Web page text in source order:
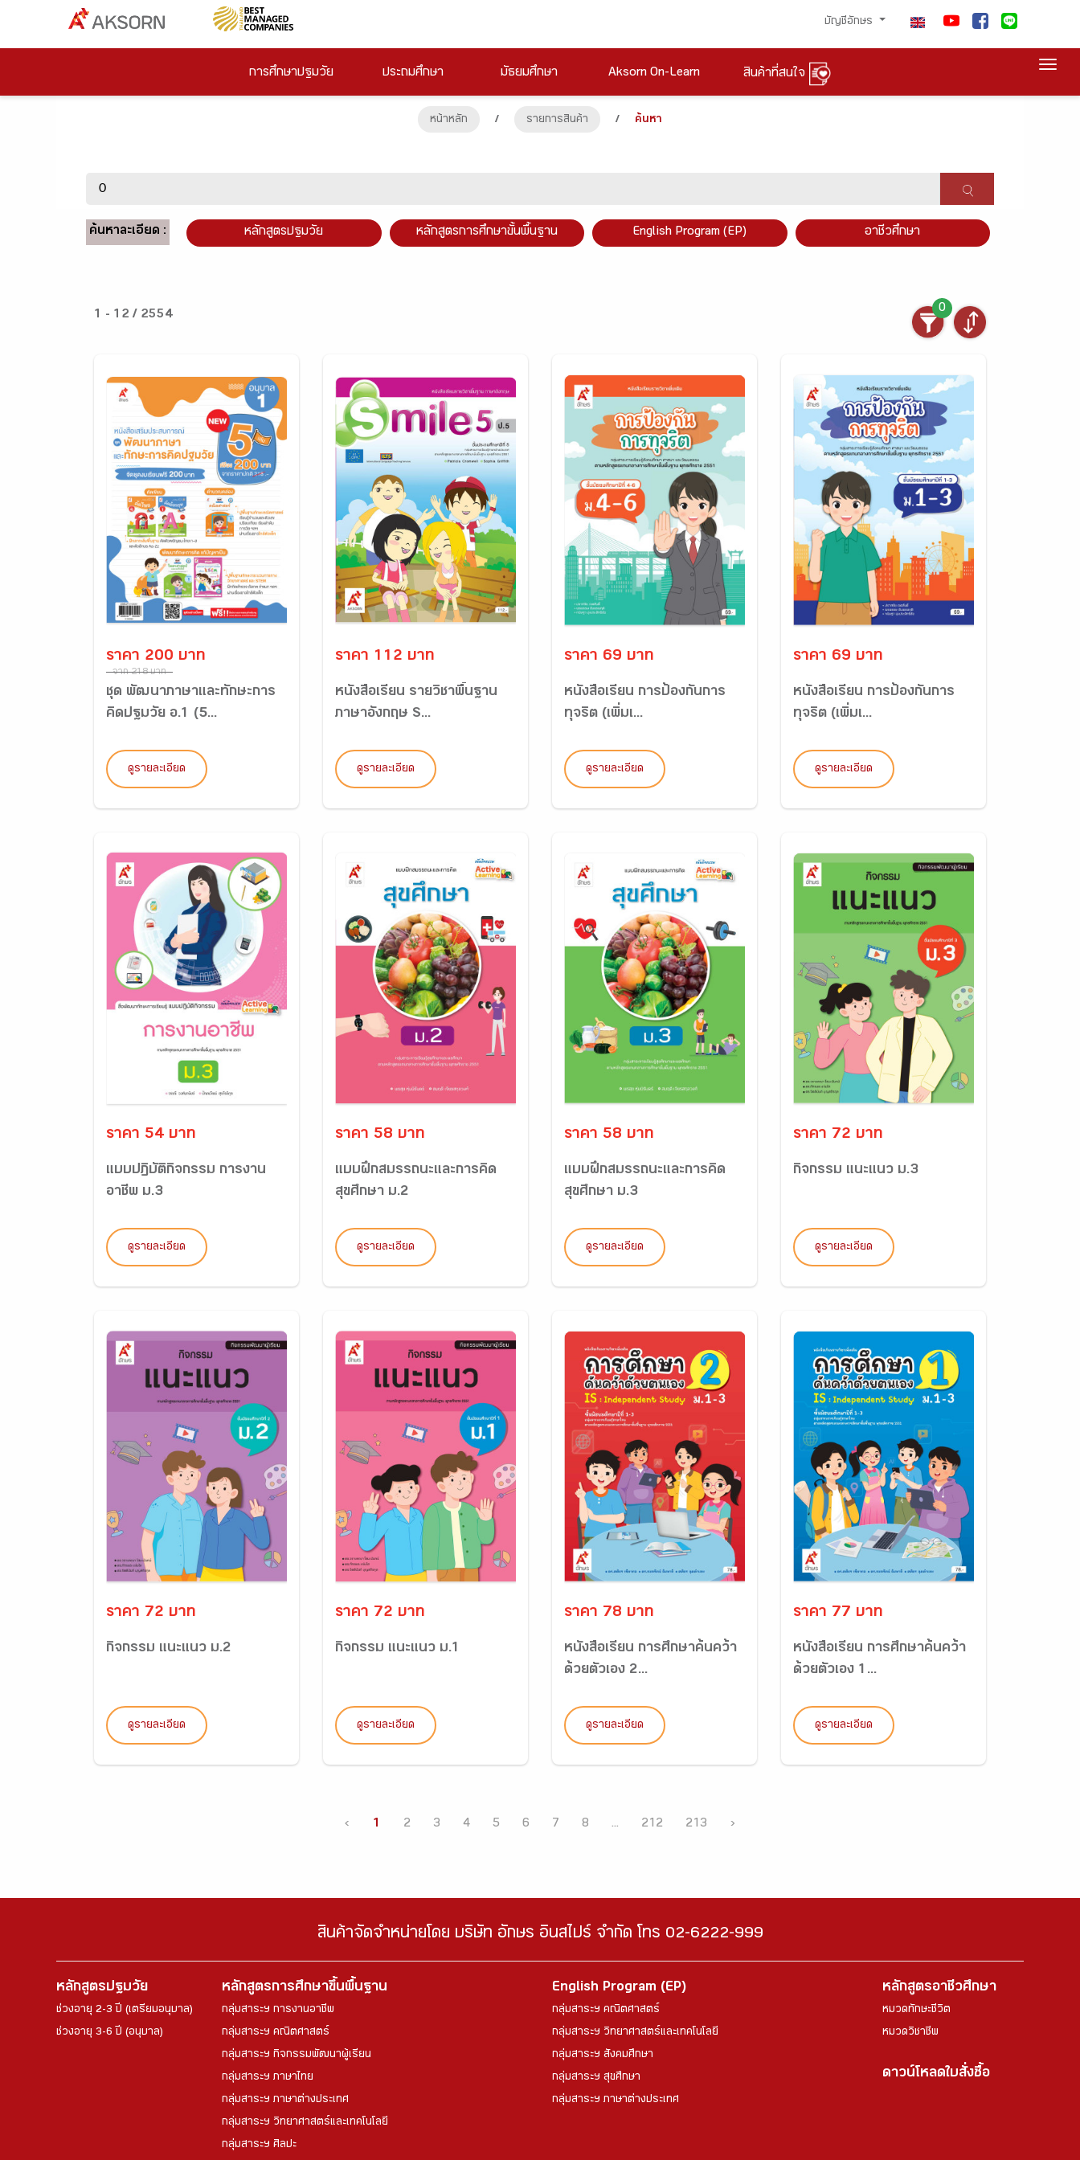
บัญชีอักษร
การศึกษาปฐมวัย ประถมศึกษา มัธยมศึกษา Aksorn On-Learn สินค้าที่สนใจ
หน้าหลัก / รายการสินค้า / ค้นหา
ค้นหาละเอียด : หลักสูตรปฐมวัย หลักสูตรการศึกษาขั้นพื้นฐาน English Program (EP) อาชีวศึกษา
1 - 12 / 2554
0
ราคา 200 บาท
จาก 218 บาท
ชุด พัฒนาภาษาและทักษะการ
คิดปฐมวัย อ.1 (5...
ดูรายละเอียด
ราคา 112 บาท
หนังสือเรียน รายวิชาพื้นฐาน
ภาษาอังกฤษ S...
ดูรายละเอียด
ราคา 69 บาท
หนังสือเรียน การป้องกันการ
ทุจริต (เพิ่มเ...
ดูรายละเอียด
ราคา 69 บาท
หนังสือเรียน การป้องกันการ
ทุจริต (เพิ่มเ...
ดูรายละเอียด
ราคา 54 บาท
แบบปฏิบัติกิจกรรม การงาน
อาชีพ ม.3
ดูรายละเอียด
ราคา 58 บาท
แบบฝึกสมรรถนะและการคิด
สุขศึกษา ม.2
ดูรายละเอียด
ราคา 58 บาท
แบบฝึกสมรรถนะและการคิด
สุขศึกษา ม.3
ดูรายละเอียด
ราคา 72 บาท
กิจกรรม แนะแนว ม.3
ดูรายละเอียด
ราคา 72 บาท
กิจกรรม แนะแนว ม.2
ดูรายละเอียด
ราคา 72 บาท
กิจกรรม แนะแนว ม.1
ดูรายละเอียด
ราคา 78 บาท
หนังสือเรียน การศึกษาค้นคว้า
ด้วยตัวเอง 2...
ดูรายละเอียด
ราคา 77 บาท
หนังสือเรียน การศึกษาค้นคว้า
ด้วยตัวเอง 1...
ดูรายละเอียด
‹ 1 2 3 4 5 6 7 8 ... 212 213 ›
สินค้าจัดจำหน่ายโดย บริษัท อักษร อินสไปร์ จำกัด โทร 02-6222-999
หลักสูตรปฐมวัย
ช่วงอายุ 2-3 ปี (เตรียมอนุบาล)
ช่วงอายุ 3-6 ปี (อนุบาล)
หลักสูตรการศึกษาขึ้นพื้นฐาน
กลุ่มสาระฯ การงานอาชีพ
กลุ่มสาระฯ คณิตศาสตร์
กลุ่มสาระฯ กิจกรรมพัฒนาผู้เรียน
กลุ่มสาระฯ ภาษาไทย
กลุ่มสาระฯ ภาษาต่างประเทศ
กลุ่มสาระฯ วิทยาศาสตร์และเทคโนโลยี
กลุ่มสาระฯ ศิลปะ
English Program (EP)
กลุ่มสาระฯ คณิตศาสตร์
กลุ่มสาระฯ วิทยาศาสตร์และเทคโนโลยี
กลุ่มสาระฯ สังคมศึกษา
กลุ่มสาระฯ สุขศึกษา
กลุ่มสาระฯ ภาษาต่างประเทศ
หลักสูตรอาชีวศึกษา
หมวดทักษะชีวิต
หมวดวิชาชีพ
ดาวน์โหลดใบสั่งซื้อ